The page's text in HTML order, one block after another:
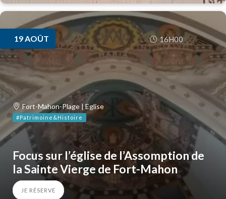
19 AOÛT 16H00
Fort-Mahon-Plage | Eglise
#Patrimoine&Histoire
Focus sur l’église de l’Assomption de
la Sainte Vierge de Fort-Mahon
JE RÉSERVE